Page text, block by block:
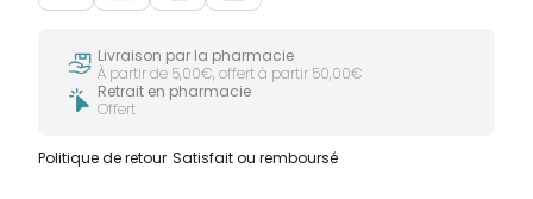
Livraison par la pharmacie
À partir de 5,00€, offert à partir 50,00€
Retrait en pharmacie
Offert
Politique de retour Satisfait ou remboursé